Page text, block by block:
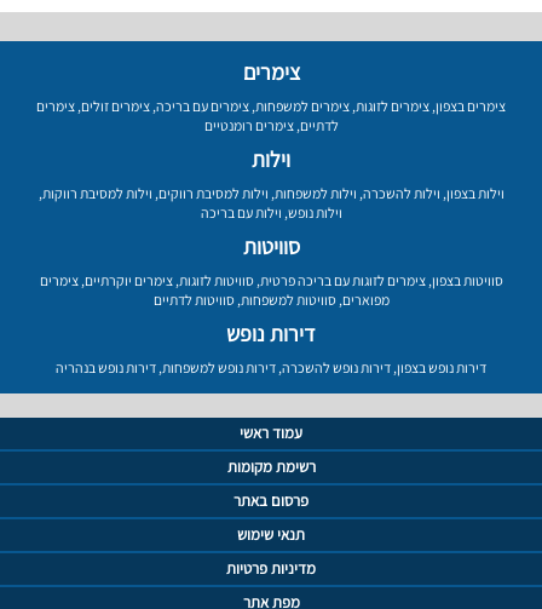
צימרים
צימרים בצפון, צימרים לזוגות, צימרים למשפחות, צימרים עם בריכה, צימרים זולים, צימרים
לדתיים,צימרים רומנטיים
וילות
וילות בצפון, וילות להשכרה, וילות למשפחות, וילות למסיבת רווקים, וילות למסיבת רווקות,
וילות נופש, וילות עם בריכה
סוויטות
סוויטות בצפון,צימרים לזוגות עם בריכה פרטית,סוויטות לזוגות,צימרים יוקרתיים,צימרים
מפוארים,סוויטות למשפחות,סוויטות לדתיים
דירות נופש
דירות נופש בצפון, דירות נופש להשכרה, דירות נופש למשפחות, דירות נופש בנהריה
עמוד ראשי
רשימת מקומות
פרסום באתר
תנאי שימוש
מדיניות פרטיות
מפת אתר